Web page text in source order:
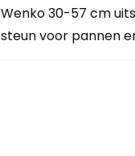
Wenko 30-57 cm
steun voor pannen